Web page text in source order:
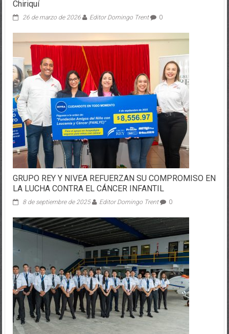
GRUPO REY Y NIVEA REFUERZAN SU COMPROMISO EN
LA LUCHA CONTRA EL CÁNCER INFANTIL
8 de septiembre de 2025 Editor Domingo Trent 0